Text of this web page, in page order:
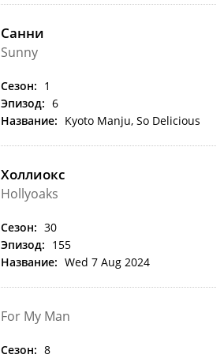
Санни
Sunny
Сезон: 1
Эпизод: 6
Название: Kyoto Manju, So Delicious
Холлиокс
Hollyoaks
Сезон: 30
Эпизод: 155
Название: Wed 7 Aug 2024
For My Man
Сезон: 8